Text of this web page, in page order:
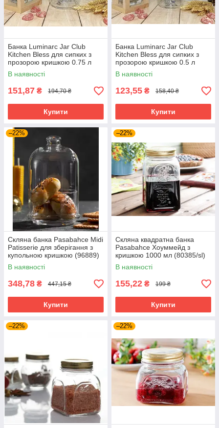
Банка Luminarc Jar Club
Kitchen Bless для сипких з
прозорою кришкою 0.75 л
(P6017)
В наявності
151,87 ₴ 194,70 ₴
Купити
Банка Luminarc Jar Club
Kitchen Bless для сипких з
прозорою кришкою 0.5 л
(V3653)
В наявності
123,55 ₴ 158,40 ₴
Купити
–22%
Скляна банка Pasabahce Midi
Patisserie для зберігання з
купольною кришкою (96889)
В наявності
348,78 ₴ 447,15 ₴
Купити
–22%
Скляна квадратна банка
Pasabahce Хоуммейд з
кришкою 1000 мл (80385/sl)
В наявності
155,22 ₴ 199 ₴
Купити
–22% –22%